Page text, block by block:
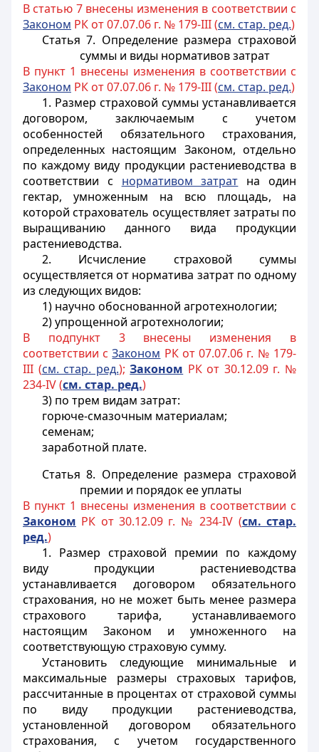
В статью 7 внесены изменения в соответствии с
Законом РК от 07.07.06 г. № 179-III (см. стар. ред.)
Статья 7. Определение размера страховой
суммы и виды нормативов затрат
В пункт 1 внесены изменения в соответствии с
Законом РК от 07.07.06 г. № 179-III (см. стар. ред.)
1. Размер страховой суммы устанавливается
договором, заключаемым с учетом
особенностей обязательного страхования,
определенных настоящим Законом, отдельно
по каждому виду продукции растениеводства в
соответствии с нормативом затрат на один
гектар, умноженным на всю площадь, на
которой страхователь осуществляет затраты по
выращиванию данного вида продукции
растениеводства.
2. Исчисление страховой суммы
осуществляется от норматива затрат по одному
из следующих видов:
1) научно обоснованной агротехнологии;
2) упрощенной агротехнологии;
В подпункт 3 внесены изменения в
соответствии сЗаконом РК от 07.07.06 г. № 179-
III (см. стар. ред.);Законом РК от 30.12.09 г. №
234-IV (см. стар. ред.)
3) по трем видам затрат:
горюче-смазочным материалам;
семенам;
заработной плате.
Статья 8. Определение размера страховой
премии и порядок ее уплаты
В пункт 1 внесены изменения в соответствии с
Законом РК от 30.12.09 г. № 234-IV (см. стар.
ред.)
1. Размер страховой премии по каждому
виду продукции растениеводства
устанавливается договором обязательного
страхования, но не может быть менее размера
страхового тарифа, устанавливаемого
настоящим Законом и умноженного на
соответствующую страховую сумму.
Установить следующие минимальные и
максимальные размеры страховых тарифов,
рассчитанные в процентах от страховой суммы
по виду продукции растениеводства,
установленной договором обязательного
страхования, с учетом государственного